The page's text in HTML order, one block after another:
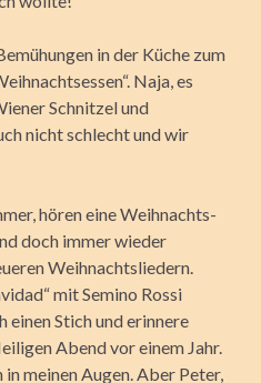
in der Küche zum
Naja, es
Schnitzel und
nicht schlecht und wir
hören eine Weihnachts-
doch immer wieder
Weihnachtsliedern.
mit Semino Rossi
Stich und erinnere
Abend vor einem Jahr.
meinen Augen. Aber Peter,